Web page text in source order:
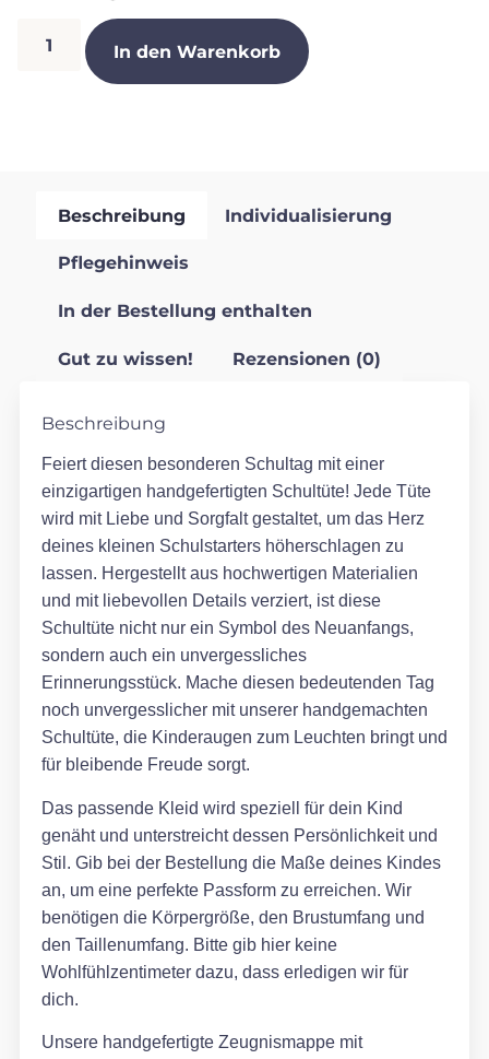
In den Warenkorb
Beschreibung Individualisierung
Pflegehinweis
In der Bestellung enthalten
Gut zu wissen! Rezensionen (0)
Beschreibung
Feiert diesen besonderen Schultag mit einer
einzigartigen handgefertigten Schultüte! Jede Tüte
wird mit Liebe und Sorgfalt gestaltet, um das Herz
deines kleinen Schulstarters höherschlagen zu
lassen. Hergestellt aus hochwertigen Materialien
und mit liebevollen Details verziert, ist diese
Schultüte nicht nur ein Symbol des Neuanfangs,
sondern auch ein unvergessliches
Erinnerungsstück. Mache diesen bedeutenden Tag
noch unvergesslicher mit unserer handgemachten
Schultüte, die Kinderaugen zum Leuchten bringt und
für bleibende Freude sorgt.
Das passende Kleid wird speziell für dein Kind
genäht und unterstreicht dessen Persönlichkeit und
Stil. Gib bei der Bestellung die Maße deines Kindes
an, um eine perfekte Passform zu erreichen. Wir
benötigen die Körpergröße, den Brustumfang und
den Taillenumfang. Bitte gib hier keine
Wohlfühlzentimeter dazu, dass erledigen wir für
dich.
Unsere handgefertigte Zeugnismappe mit